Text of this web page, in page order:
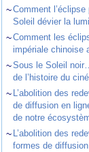
~Comment l’éclipse
Soleil dévier la
~Comment les
impériale chinoise
~Sous le Soleil
de l’histoire du
~ L’abolition des
de diffusion en
de notre
~ L’abolition des
formes de